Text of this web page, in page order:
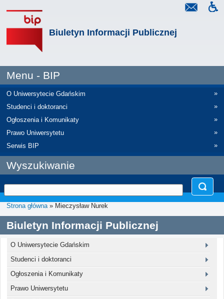
Biuletyn Informacji Publicznej
Menu - BIP
O Uniwersytecie Gdańskim
»
Studenci i doktoranci
»
Ogłoszenia i Komunikaty
»
Prawo Uniwersytetu
»
Serwis BIP
»
Wyszukiwanie
Strona główna» Mieczysław Nurek
Biuletyn Informacji Publicznej
O Uniwersytecie Gdańskim
Studenci i doktoranci
Ogłoszenia i Komunikaty
Prawo Uniwersytetu